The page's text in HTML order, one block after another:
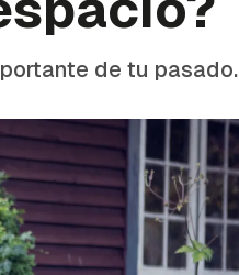
de tu pasado.